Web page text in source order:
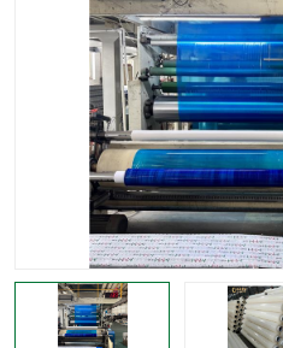
黑白保护膜
明蓝保护膜
印字保护膜
不绣钢板保护膜
窗缝阻风胶带
不锈钢板保护膜